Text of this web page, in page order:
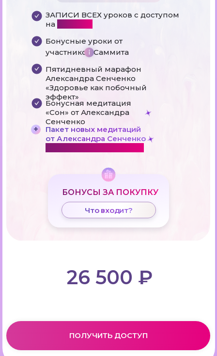
Пятидневный марафон
Александра Сенченко
«Здоровье как побочный
эффект»
Бонусные уроки от
участников Саммита
ЗАПИСИ ВСЕХ уроков с доступом
на
26 500 ₽
Бонусная медитация
«Сон» от Александра
Сенченко
Пакет новых медитаций
от Александра Сенченко
+
БОНУСЫ ЗА ПОКУПКУ
ПОЛУЧИТЬ ДОСТУП
Что входит?